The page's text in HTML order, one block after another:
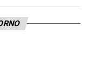
rumore: sia